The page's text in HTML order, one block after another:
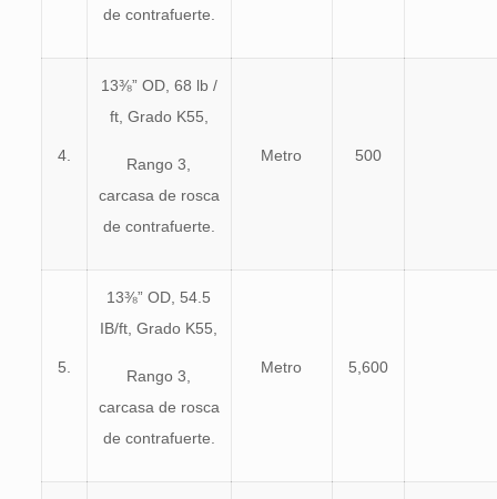
de contrafuerte.
4.
13⅜” OD, 68 lb /
ft, Grado K55,
Rango 3,
carcasa de rosca
de contrafuerte.
Metro 500
5.
13⅜” OD, 54.5
IB/ft, Grado K55,
Rango 3,
carcasa de rosca
de contrafuerte.
Metro 5,600